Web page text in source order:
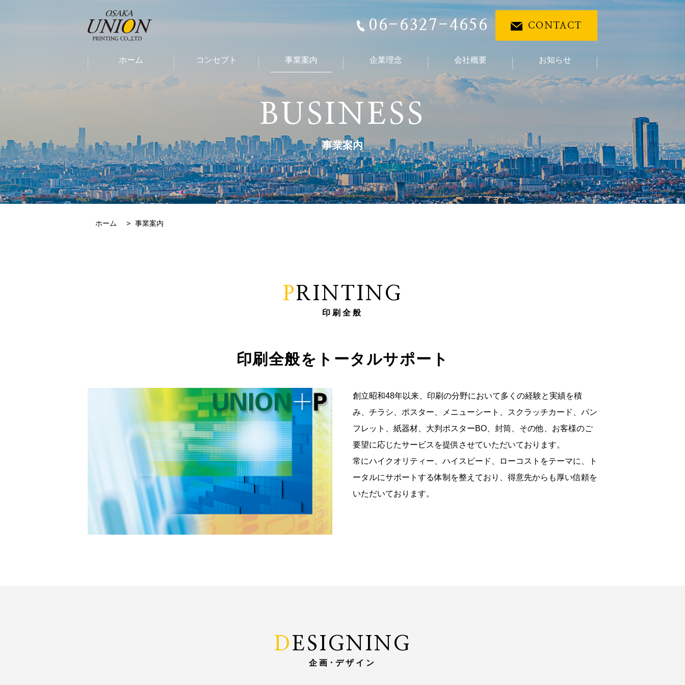
06-6327-4656 CONTACT
ホーム コンセプト 事業案内 企業理念 会社概要 お知らせ
BUSINESS
事業案内
ホーム 事業案内
PRINTING
印刷全般
印刷全般をトータルサポート
創立昭和48年以来、印刷の分野において多くの経験と実績を積
み、チラシ、ポスター、メニューシート、スクラッチカード、パン
フレット、紙器材、大判ポスターBO、封筒、その他、お客様のご
要望に応じたサービスを提供させていただいております。
常にハイクオリティー、ハイスピード、ローコストをテーマに、ト
ータルにサポートする体制を整えており、得意先からも厚い信頼を
いただいております。
DESIGNING
企画･デザイン